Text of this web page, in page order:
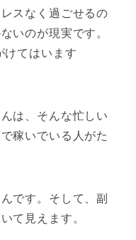
スなく過ごせるの
いのが現実です。
けてはいます
は、そんな忙しい
稼いでいる人がた
です。そして、副
て見えます。